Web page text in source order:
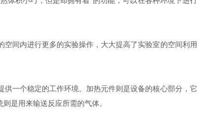
间内进行更多的实验操作，大大提高了实验室的空间利用
一个稳定的工作环境。加热元件则是设备的核心部分，它
是用来输送反应所需的气体。